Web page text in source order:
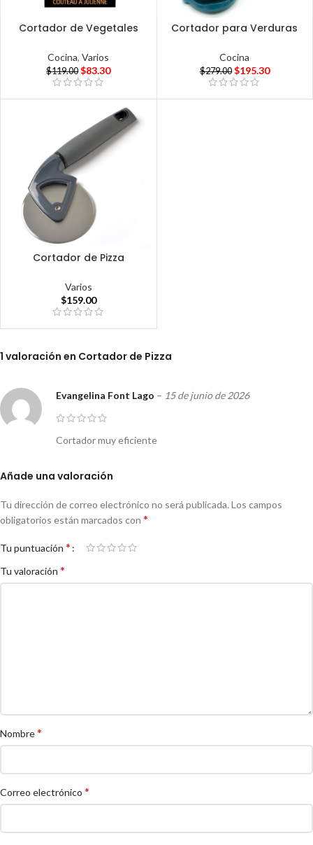
Cortador de Vegetales
Cocina,Varios
$119.00 $83.30
Cortador para Verduras
Cocina
$279.00 $195.30
Cortador de Pizza
Varios
$159.00
1 valoración en Cortador de Pizza
Evangelina Font Lago – 15 de junio de 2026
Cortador muy eficiente
Añade una valoración
Tu dirección de correo electrónico no será publicada. Los campos
obligatorios están marcados con *
Tu puntuación *
Tu valoración *
Nombre*
Correo electrónico *